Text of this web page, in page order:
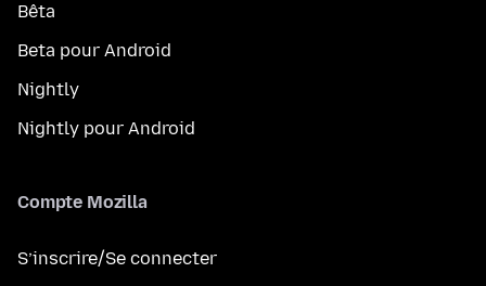
Bêta
Beta pour Android
Nightly
Nightly pour Android
Compte Mozilla
S’inscrire/Se connecter